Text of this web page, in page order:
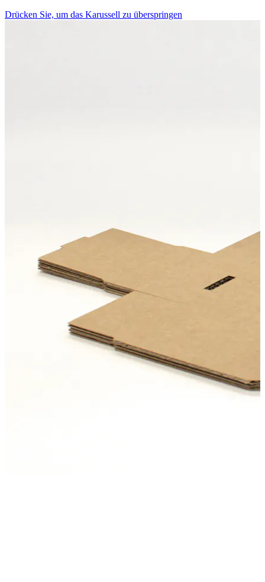
Drücken Sie, um das Karussell zu überspringen